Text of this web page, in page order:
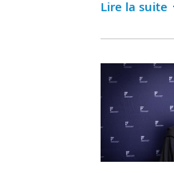
Lire la suite